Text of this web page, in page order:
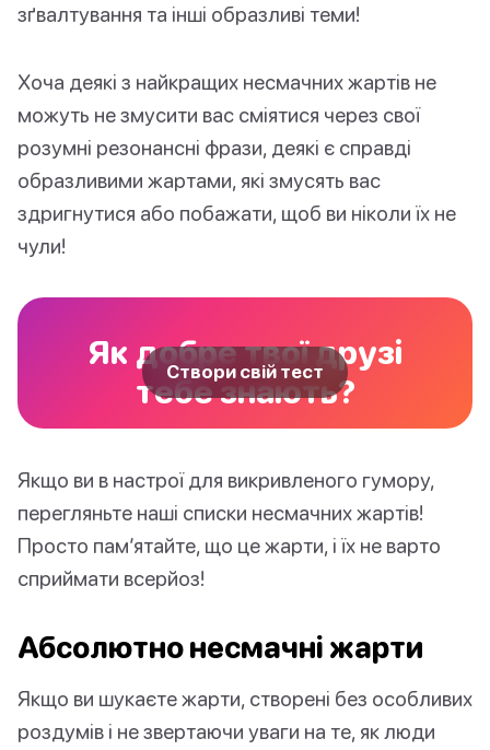
зґвалтування та інші образливі теми!
Хоча деякі з найкращих несмачних жартів не
можуть не змусити вас сміятися через свої
розумні резонансні фрази, деякі є справді
образливими жартами, які змусять вас
здригнутися або побажати, щоб ви ніколи їх не
чули!
Як добре твої друзі
тебе знають?
Створи свій тест
Якщо ви в настрої для викривленого гумору,
перегляньте наші списки несмачних жартів!
Просто пам’ятайте, що це жарти, і їх не варто
сприймати всерйоз!
Абсолютно несмачні жарти
Якщо ви шукаєте жарти, створені без особливих
роздумів і не звертаючи уваги на те, як люди